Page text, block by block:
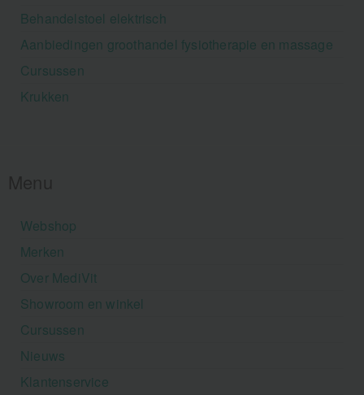
Behandelstoel elektrisch
Aanbiedingen groothandel fysiotherapie en massage
Cursussen
Krukken
Webshop
Merken
Over MediVit
Showroom en winkel
Cursussen
Nieuws
Klantenservice